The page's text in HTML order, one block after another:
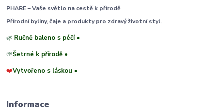
PHARE – Vaše světlo na cestě k přírodě
Přírodní byliny, čaje a produkty pro zdravý životní styl.
🌿 Ručně baleno s péčí •
🌱Šetrné k přírodě •
❤️Vytvořeno s láskou •
Informace